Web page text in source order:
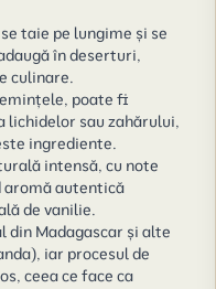
taie pe lungime și se
în deserturi,
culinare.
poate fi
sau zahărului,
ingrediente.
intensă, cu note
de vanilie.
din Madagascar și alte
iar procesul de
ceea ce face ca